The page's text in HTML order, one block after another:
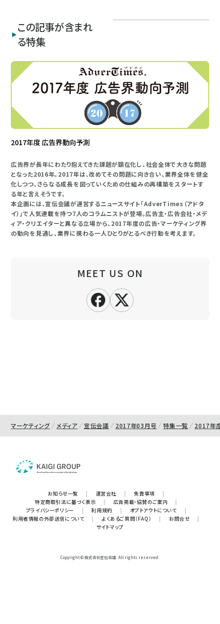
この記事が含まれ
る特集
2017年度 広告界動向予測
広告界が長年にわたり抱えてきた課題が顕在化し、社会全体で大きな問題
となった2016年。2017年は、改めてその問題に向き合い、業界全体を健全
化しつつ、さらなる成長を図っていくための仕組みの再構築をスタートす
る年と言えそうです。
本企画には、宣伝会議が運営するニュースサイト「AdverTimes（アドタ
イ）」で人気連載を持つ7人のコラムニストが登場。広告主・広告会社・メデ
ィア・クリエイターと異なる立場から、2017年度の広告・マーケティング界
の動向を見通し、業界に携わる一人ひとりがとるべき行動を考えます。
MEET US ON
マーケティング メディア 宣伝会議 2017年03月号 特集一覧 2017年
お知らせ一覧 | 運営会社 | 免責事項
|
特定商取引法に基づく表示
| 広告掲載・協賛のご案内
|
プライバシーポリシー
| 利用規約 | オプトアウトについて
|
利用者情報の外部送信について
| よくあるご質問（FAQ） | お問合せ
|
サイトマップ
Copyright © 株式会社宣伝会議. All rights reserved.